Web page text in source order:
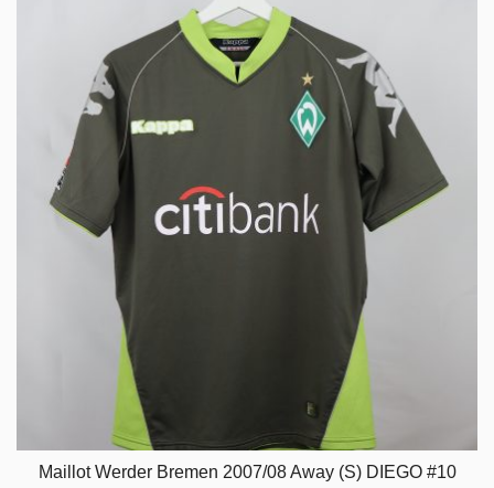
Maillot Werder Bremen 2007/08 Away (S) DIEGO #10